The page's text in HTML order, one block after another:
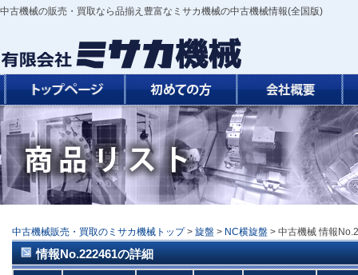
中古機械の販売・買取なら品揃え豊富なミサカ機械の中古機械情報(全国版)
中古機械販売・買取のミサカ機械トップ > 旋盤 > NC横旋盤 > 中古機械 情報
情報No.222461の詳細